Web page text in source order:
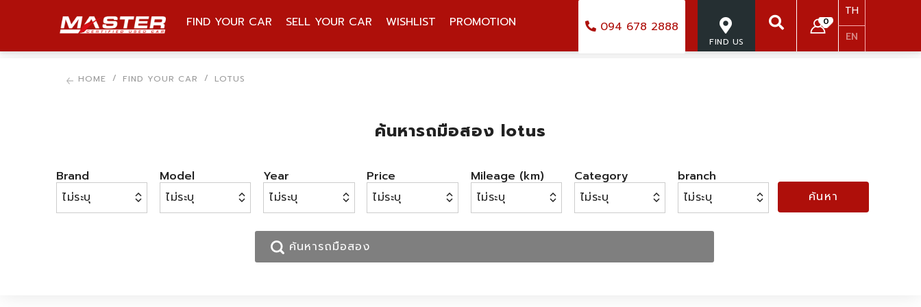
FIND YOUR CAR SELL YOUR CAR WISHLIST PROMOTION
TH
EN
0
FIND US
094 678 2888
BRAND, MODEL, STOCK
HOME FIND YOUR CAR LOTUS
ค้นหารถมือสอง lotus
Brand Model Year Price Mileage (km) Category
branch
ค้นหา